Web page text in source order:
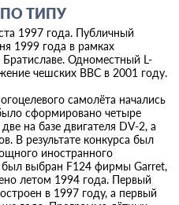
ТИПУ
1997 года. Публичный
1999 года в рамках
Одноместный L-
чешских ВВС в 2001 году.
самолёта начались
сформировано четыре
на базе двигателя DV-2, а
В результате конкурса был
иностранного
был выбран F124 фирмы Garret,
летом 1994 года. Первый
в 1997 году, а первый